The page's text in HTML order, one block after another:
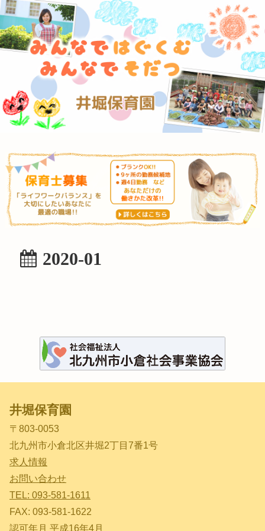
2020-01
井堀保育園
〒803-0053
北九州市小倉北区井堀2丁目7番1号
求人情報
お問い合わせ
TEL: 093-581-1611
FAX: 093-581-1622
認可年月 平成16年4月